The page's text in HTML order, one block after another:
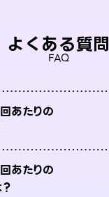
よくある質問
FAQ
あたりの
あたりの